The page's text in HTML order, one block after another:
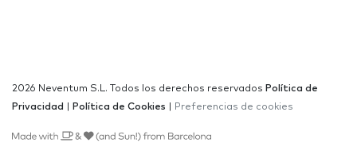
2026 Neventum S.L. Todos los derechos reservados Política de
Privacidad
Política de Cookies Preferencias de cookies